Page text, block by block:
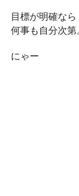
目標が明確な
何事も自分次第
にゃー